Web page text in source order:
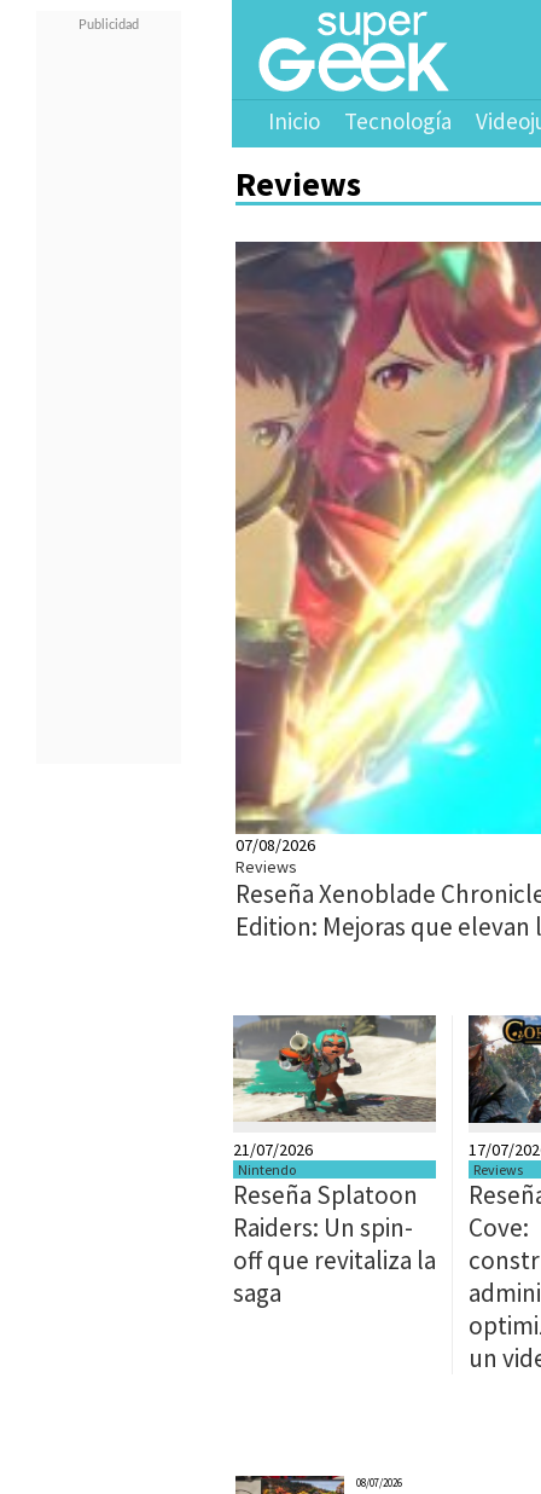
Inicio Tecnología
Reviews
07/08/2026
Reviews
Reseña Xenoblade
Edition: Mejoras que elevan
21/07/2026
Nintendo
Reseña Splatoon
Raiders: Un spin-
off que revitaliza la
saga
17/07/
Reviews
Cove:
un
08/07/2026